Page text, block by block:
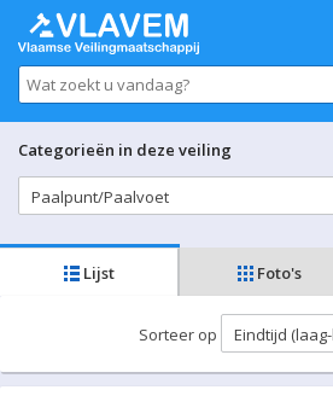
Categorieën in deze veiling
Lijst Foto's
Sorteer op